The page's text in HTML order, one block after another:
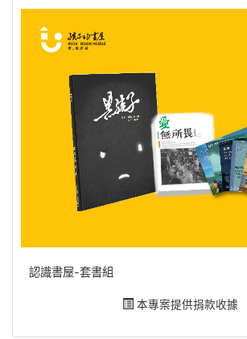
認識書屋-套書組
本專案提供捐款收據